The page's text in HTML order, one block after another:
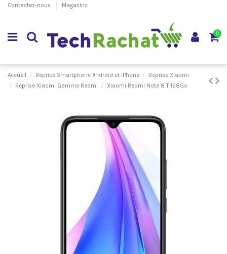
Contactez-nous Magasins
0
Accueil Reprise Smartphone Android et iPhone
Reprise Xiaomi
Reprise Xiaomi Gamme Redmi
Xiaomi Redmi Note 8 T 128Go